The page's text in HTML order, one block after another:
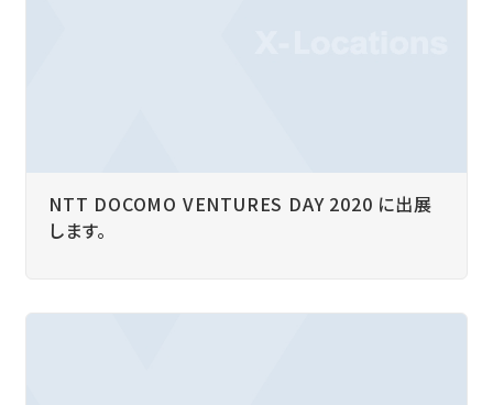
NTT DOCOMO VENTURES DAY 2020 に出展
します。